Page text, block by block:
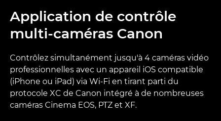
Application de contrôle
multi-caméras Canon
Contrôlez simultanément jusqu'à 4 caméras vidéo
professionnelles avec un appareil iOS compatible
(iPhone ou iPad) via Wi-Fi en tirant parti du
protocole XC de Canon intégré à de nombreuses
caméras Cinema EOS, PTZ et XF.